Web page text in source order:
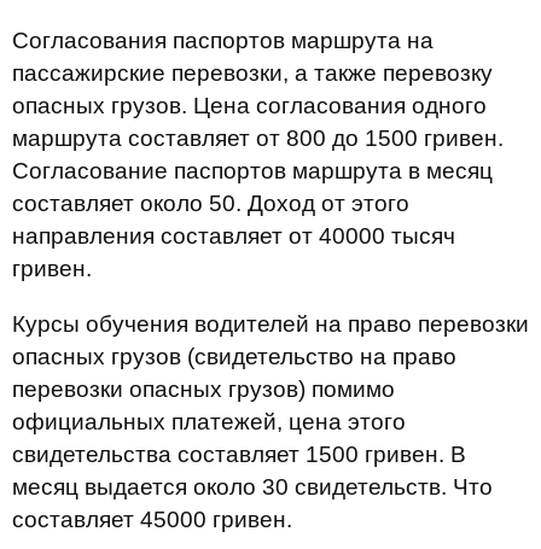
Согласования паспортов маршрута на
пассажирские перевозки, а также перевозку
опасных грузов. Цена согласования одного
маршрута составляет от 800 до 1500 гривен.
Согласование паспортов маршрута в месяц
составляет около 50. Доход от этого
направления составляет от 40000 тысяч
гривен.
Курсы обучения водителей на право перевозки
опасных грузов (свидетельство на право
перевозки опасных грузов) помимо
официальных платежей, цена этого
свидетельства составляет 1500 гривен. В
месяц выдается около 30 свидетельств. Что
составляет 45000 гривен.